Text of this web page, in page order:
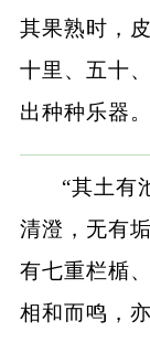
其果熟时，
十里、五十
出种种乐器。
“其土有
清澄，无有
有七重栏楯
相和而鸣，